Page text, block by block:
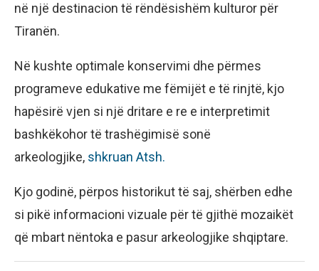
në një destinacion të rëndësishëm kulturor për
Tiranën.
Në kushte optimale konservimi dhe përmes
programeve edukative me fëmijët e të rinjtë, kjo
hapësirë vjen si një dritare e re e interpretimit
bashkëkohor të trashëgimisë sonë
arkeologjike, shkruan Atsh.
Kjo godinë, përpos historikut të saj, shërben edhe
si pikë informacioni vizuale për të gjithë mozaikët
që mbart nëntoka e pasur arkeologjike shqiptare.